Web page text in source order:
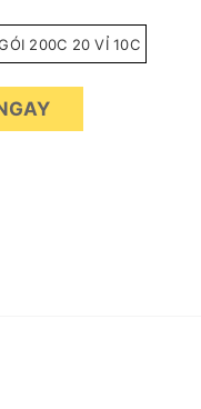
200C 20 VỈ 10C